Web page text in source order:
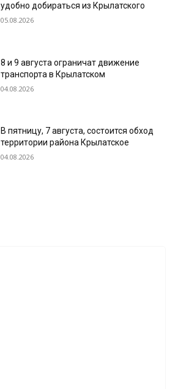
удобно добираться из Крылатского
05.08.2026
8 и 9 августа ограничат движение
транспорта в Крылатском
04.08.2026
В пятницу, 7 августа, состоится обход
территории района Крылатское
04.08.2026